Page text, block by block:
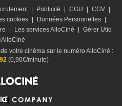
Publicité CGU CGV
cookies Données Personnelles
Les services AlloCiné
Gérer Utiq
votre cinéma sur le numéro AlloCiné :
(0,90€/minute)